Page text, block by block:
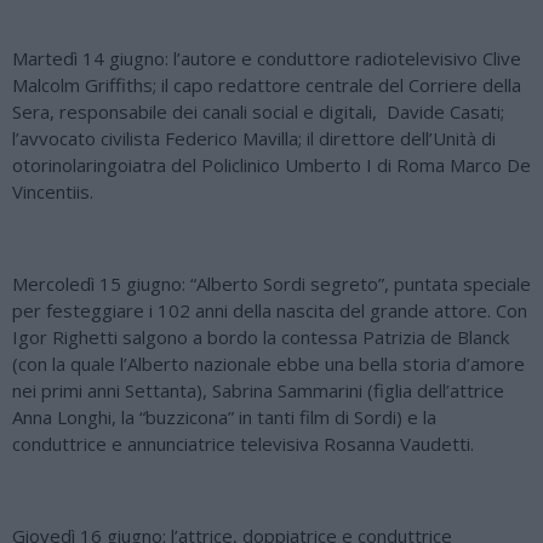
Martedì 14 giugno: l’autore e conduttore radiotelevisivo Clive
Malcolm Griffiths; il capo redattore centrale del Corriere della
Sera, responsabile dei canali social e digitali, Davide Casati;
l’avvocato civilista Federico Mavilla; il direttore dell’Unità di
otorinolaringoiatra del Policlinico Umberto I di Roma Marco De
Vincentiis.
Mercoledì 15 giugno: “Alberto Sordi segreto”, puntata speciale
per festeggiare i 102 anni della nascita del grande attore. Con
Igor Righetti salgono a bordo la contessa Patrizia de Blanck
(con la quale l’Alberto nazionale ebbe una bella storia d’amore
nei primi anni Settanta), Sabrina Sammarini (figlia dell’attrice
Anna Longhi, la “buzzicona” in tanti film di Sordi) e la
conduttrice e annunciatrice televisiva Rosanna Vaudetti.
Giovedì 16 giugno: l’attrice, doppiatrice e conduttrice